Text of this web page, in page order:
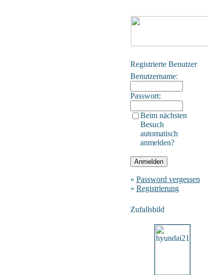
Registrierte Benutzer
Benutzername:
Passwort:
Beim nächsten
Besuch
automatisch
anmelden?
» Password vergessen
» Registrierung
Zufallsbild